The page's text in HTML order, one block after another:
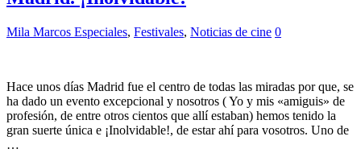
Mila Marcos Especiales, Festivales, Noticias de cine 0
Hace unos días Madrid fue el centro de todas las miradas por que, se
ha dado un evento excepcional y nosotros ( Yo y mis «amiguis» de
profesión, de entre otros cientos que allí estaban) hemos tenido la
gran suerte única e ¡Inolvidable!, de estar ahí para vosotros. Uno de
…